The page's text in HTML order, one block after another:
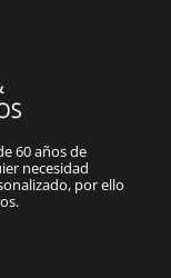
60 años de
necesidad
por ello